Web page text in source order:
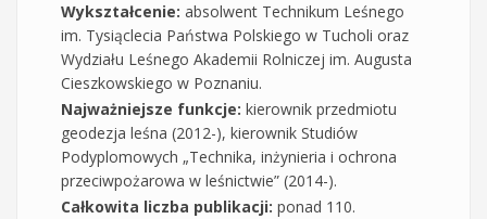
Wykształcenie: absolwent Technikum Leśnego
im. Tysiąclecia Państwa Polskiego w Tucholi oraz
Wydziału Leśnego Akademii Rolniczej im. Augusta
Cieszkowskiego w Poznaniu.
Najważniejsze funkcje: kierownik przedmiotu
geodezja leśna (2012-), kierownik Studiów
Podyplomowych „Technika, inżynieria i ochrona
przeciwpożarowa w leśnictwie” (2014-).
Całkowita liczba publikacji: ponad 110.